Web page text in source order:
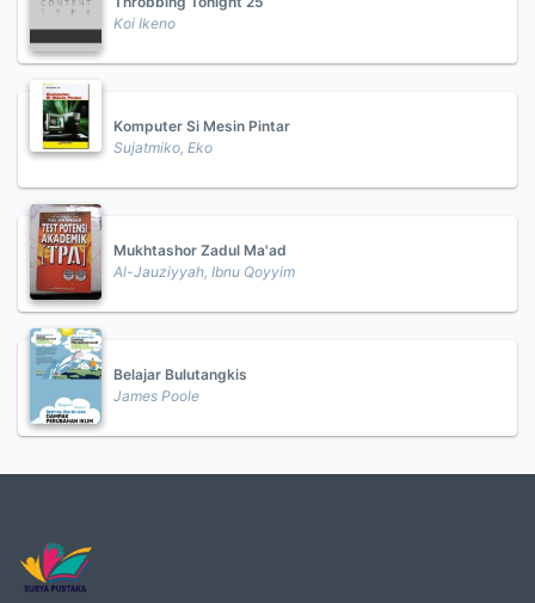
Koi Ikeno
Komputer Si Mesin Pintar
Sujatmiko, Eko
Mukhtashor Zadul Ma'ad
Al-Jauziyyah, Ibnu Qoyyim
Belajar Bulutangkis
James Poole